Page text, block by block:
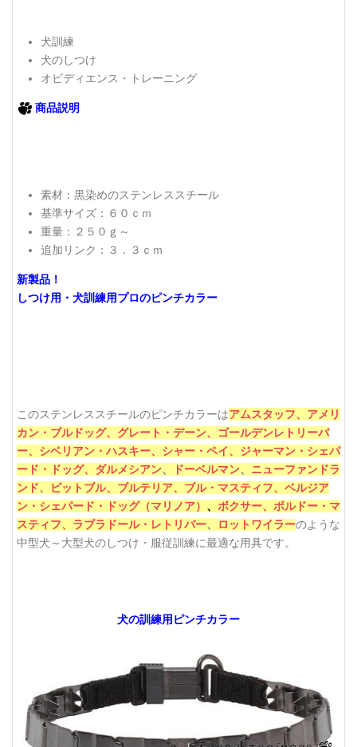
犬訓練
犬のしつけ
オビディエンス・トレーニング
商品説明
素材：黒染めのステンレススチール
基準サイズ：６０ｃｍ
重量：２５０ｇ～
追加リンク：３．３ｃｍ
新製品！
しつけ用・犬訓練用プロのピンチカラー
このステンレススチールのピンチカラーはアムスタッフ、 アメリ
カン・ブルドッグ、 グレート・デーン、
ゴールデンレトリーバ
ー、 シベリアン・ハスキー、 シャー・ペイ、 ジャーマン・シェパ
ード・ドッグ、 ダルメシアン、 ドーベルマン、 ニューファンドラ
ンド、 ピットブル、 ブルテリア、 ブル・マスティフ、 ベルジア
ン・シェパード・ドッグ（マリノア） 、 ボクサー、 ボルドー・マ
スティフ、 ラブラドール・レトリバー、 ロットワイラーのような
中型犬～大型犬の しつけ・服従訓練に最適な用具です。
犬の訓練用ピンチカラー